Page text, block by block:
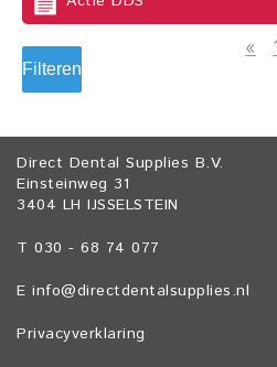
Filteren
«
Direct Dental Supplies B.V.
Einsteinweg 31
3404 LH IJSSELSTEIN
T 030 - 68 74 077
E info@directdentalsupplies.nl
Privacyverklaring